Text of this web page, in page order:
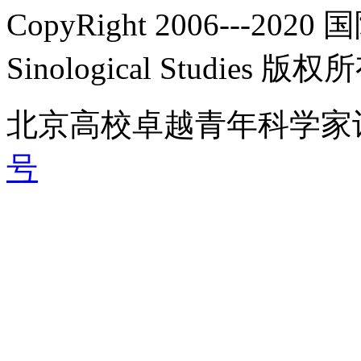
CopyRight 2006---2020
Sinological Studies 版权
北京高校卓越青年科学
号